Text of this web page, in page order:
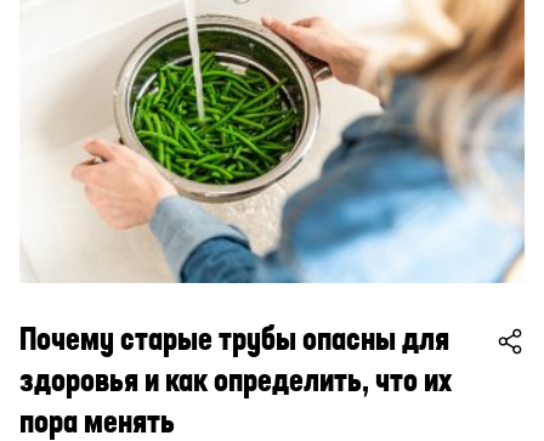
Почему старые трубы опасны для
здоровья и как определить, что их
пора менять